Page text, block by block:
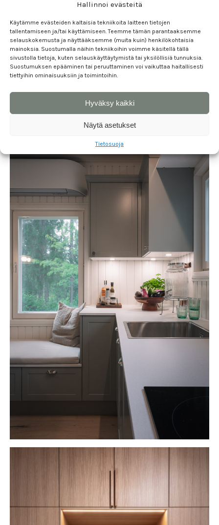
Hallinnoi evästeitä
Käytämme evästeiden kaltaisia tekniikoita laitteen tietojen
tallentamiseen ja/tai käyttämiseen. Teemme tämän parantaaksemme
selauskokemusta ja näyttääksemme (muita kuin) henkilökohtaisia
mainoksia. Suostumalla näihin tekniikoihin voimme käsitellä tällä
sivustolla tietoja, kuten selauskäyttäytymistä tai yksilöllisiä tunnuksia.
Suostumuksen epääminen tai peruuttaminen voi vaikuttaa haitallisesti
tiettyihin ominaisuuksiin ja toimintoihin.
Hyväksy kaikki
Näytä asetukset
Tietosuoja